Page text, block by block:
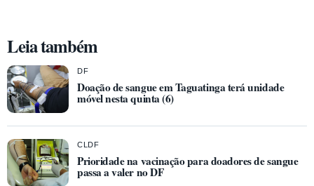
Leia também
DF
Doação de sangue em Taguatinga terá unidade
móvel nesta quinta (6)
CLDF
Prioridade na vacinação para doadores de sangue
passa a valer no DF